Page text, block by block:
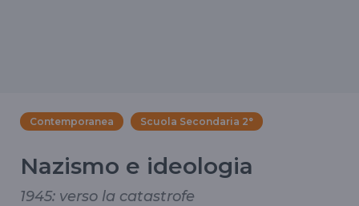
Contemporanea Scuola Secondaria 2°
Nazismo e ideologia
1945: verso la catastrofe